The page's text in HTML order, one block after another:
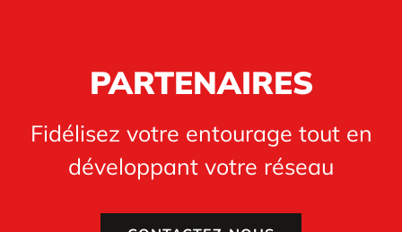
PARTENAIRES
Fidélisez votre entourage tout en
développant votre réseau